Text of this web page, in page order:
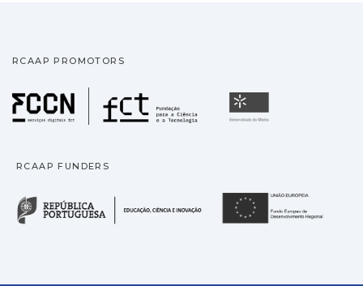
RCAAP PROMOTORS
Fundação para a
RCAAP FUNDERS
República Portuguesa